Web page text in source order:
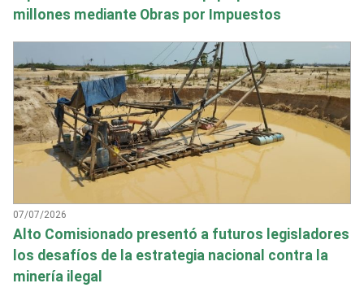
millones mediante Obras por Impuestos
07/07/2026
Alto Comisionado presentó a futuros legisladores
los desafíos de la estrategia nacional contra la
minería ilegal